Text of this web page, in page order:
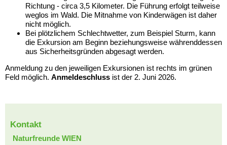
Richtung - circa 3,5 Kilometer. Die Führung erfolgt teilweise
weglos im Wald. Die Mitnahme von Kinderwägen ist daher
nicht möglich.
Bei plötzlichem Schlechtwetter, zum Beispiel Sturm, kann
die Exkursion am Beginn beziehungsweise währenddessen
aus Sicherheitsgründen abgesagt werden.
Anmeldung zu den jeweiligen Exkursionen ist rechts im grünen
Feld möglich. Anmeldeschluss ist der 2. Juni 2026.
Kontakt
Naturfreunde WIEN